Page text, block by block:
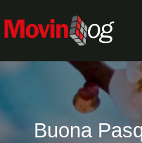
Buona